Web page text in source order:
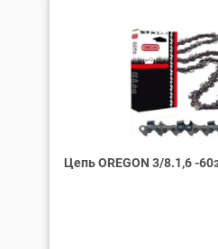
Цепь OREGON 3/8.1,6 -